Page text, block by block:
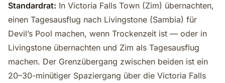
Standardrat: In Victoria Falls Town (Zim) übernachten,
einen Tagesausflug nach Livingstone (Sambia) für
Devil’s Pool machen, wenn Trockenzeit ist — oder in
Livingstone übernachten und Zim als Tagesausflug
machen. Der Grenzübergang zwischen beiden ist ein
20–30-minütiger Spaziergang über die Victoria Falls